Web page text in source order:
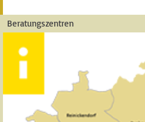
Beratungszentren